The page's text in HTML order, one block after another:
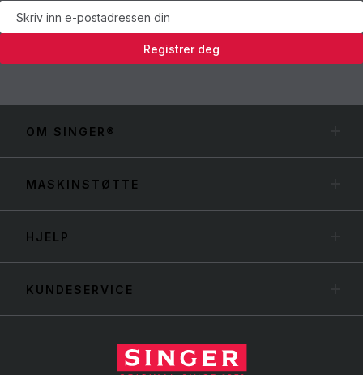
Nyhetsbrev
Registrer deg
OM SINGER®
MASKINSTØTTE
HJELP
KUNDESERVICE